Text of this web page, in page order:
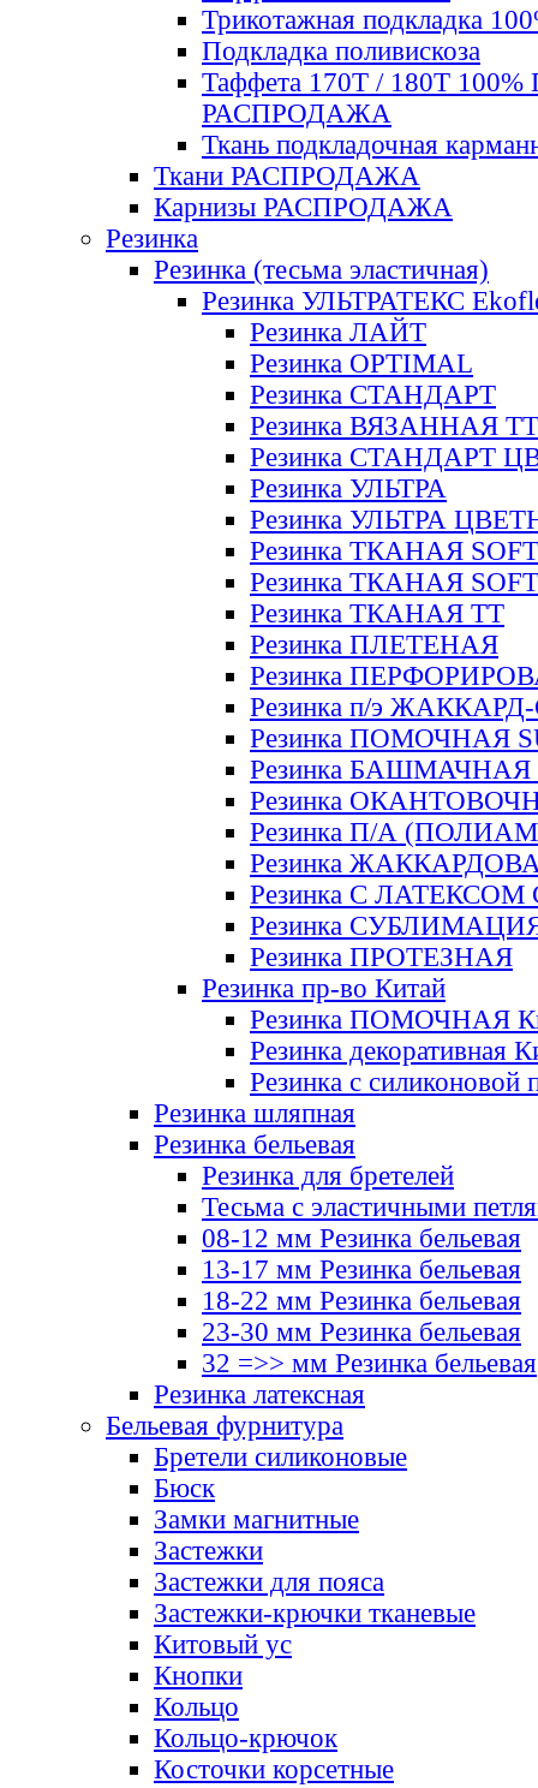
Трикотажная подкладка
Подкладка поливискоза
Таффета 170Т / 180Т 100%
РАСПРОДАЖА
Ткань подкладочная
Ткани РАСПРОДАЖА
Карнизы РАСПРОДАЖА
Резинка
Резинка (тесьма эластичная)
Резинка УЛЬТРАТЕКС
Резинка ЛАЙТ
Резинка OPTIMAL
Резинка СТАНДАРТ
Резинка ВЯЗАННАЯ ТТ
Резинка СТАНДАРТ
Резинка УЛЬТРА
Резинка УЛЬТРА
Резинка ТКАНАЯ SOFT
Резинка ТКАНАЯ
Резинка ТКАНАЯ ТТ
Резинка ПЛЕТЕНАЯ
Резинка
Резинка п/э
Резинка ПОМОЧНАЯ
Резинка БАШМАЧНАЯ
Резинка
Резинка П/А
Резинка
Резинка С ЛАТЕКСОМ
Резинка
Резинка ПРОТЕЗНАЯ
Резинка пр-во Китай
Резинка ПОМОЧНАЯ
Резинка декоративная
Резинка с силиконовой
Резинка шляпная
Резинка бельевая
Резинка для бретелей
Тесьма с эластичными
08-12 мм Резинка бельевая
13-17 мм Резинка бельевая
18-22 мм Резинка бельевая
23-30 мм Резинка бельевая
32 =>> мм Резинка бельевая
Резинка латексная
Бельевая фурнитура
Бретели силиконовые
Бюск
Замки магнитные
Застежки
Застежки для пояса
Застежки-крючки тканевые
Китовый ус
Кнопки
Кольцо
Кольцо-крючок
Косточки корсетные